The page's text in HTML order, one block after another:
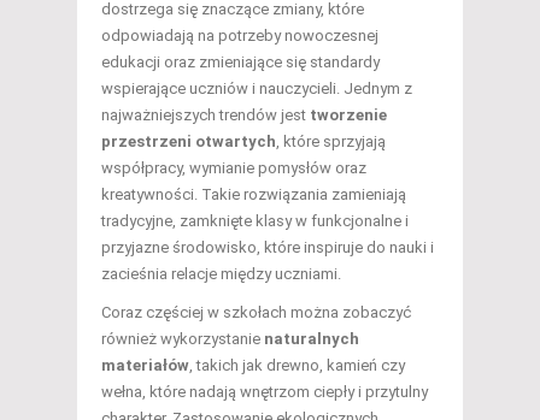
dostrzega się znaczące zmiany, które
odpowiadają na potrzeby nowoczesnej
edukacji oraz zmieniające się standardy
wspierające uczniów i nauczycieli. Jednym z
najważniejszych trendów jest tworzenie
przestrzeni otwartych, które sprzyjają
współpracy, wymianie pomysłów oraz
kreatywności. Takie rozwiązania zamieniają
tradycyjne, zamknięte klasy w funkcjonalne i
przyjazne środowisko, które inspiruje do nauki i
zacieśnia relacje między uczniami.
Coraz częściej w szkołach można zobaczyć
również wykorzystanie naturalnych
materiałów, takich jak drewno, kamień czy
wełna, które nadają wnętrzom ciepły i przytulny